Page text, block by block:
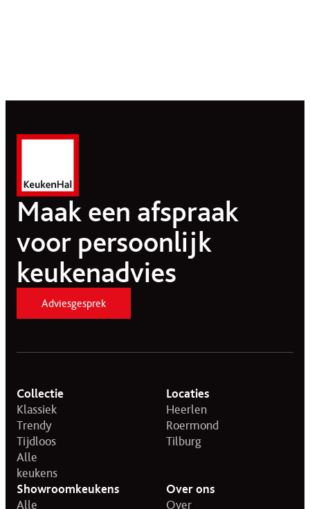
Maak een afspraak
voor persoonlijk
keukenadvies
Adviesgesprek
Collectie
Klassiek
Trendy
Tijdloos
Alle
keukens
Locaties
Heerlen
Roermond
Tilburg
Showroomkeukens
Alle
Over ons
Over